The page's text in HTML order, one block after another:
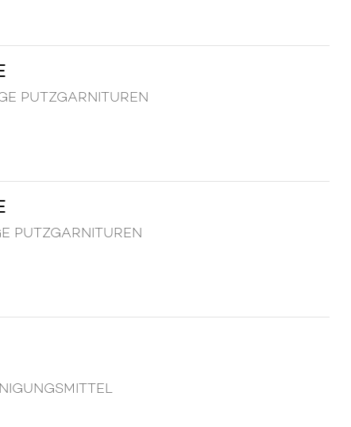
PUTZGARNITUREN
PUTZGARNITUREN